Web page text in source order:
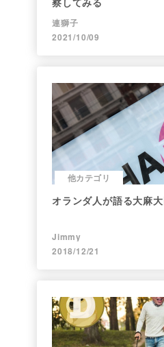
連獅子
2021/10/09
他カテゴリ
オランダ人が語る大麻
Jimmy
2018/12/21